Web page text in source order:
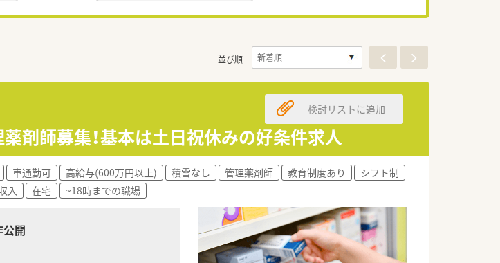
並び順
剤師募集！基本は土日祝休みの好条件求人
検討リストに追加
車通勤可 高給与(600万円以上) 積雪なし 管理薬剤師 教育制度あり
シフト制
入 在宅 ~18時までの職場
公開